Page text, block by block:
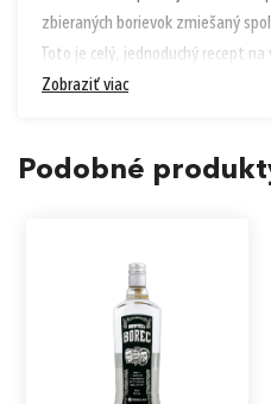
zbieraných borievok zmiešaný
Toto je celý, jednoduchý recept
funguje už viac ako 100 rokov.
Zobraziť viac
Podobné